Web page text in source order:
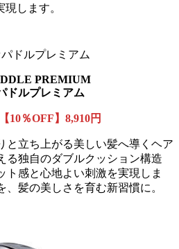
します。
PREMIUM
ドルプレミアム
10％OFF】8,910円
と立ち上がる美しい髪へ導くヘア
る独自のダブルクッション構造
ト感と心地よい刺激を実現しま
髪の美しさを育む新習慣に。